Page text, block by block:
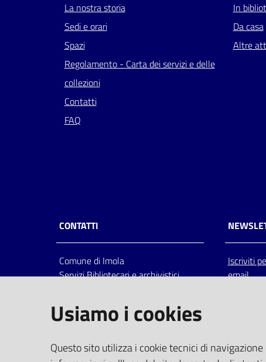
La nostra storia
Sedi e orari
Spazi
Regolamento - Carta dei servizi e delle
collezioni
Contatti
FAQ
In
Da casa
Altre
CONTATTI
Comune di Imola
Servizi Bibliotecari e archivistici
Italia
centralino: tel 0542.6026.36 fax
bim@comune.imola.bo.it
PEC
Iscriviti
email
Usiamo i cookies
Questo sito utilizza i cookie tecnici di